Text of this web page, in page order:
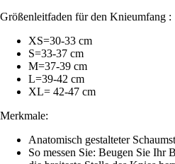
Größenleitfaden für den Knieumfang :
XS=30-33 cm
S=33-37 cm
M=37-39 cm
L=39-42 cm
XL= 42-47 cm
Merkmale:
Anatomisch gestalteter
So messen Sie: Beugen Sie Ihr